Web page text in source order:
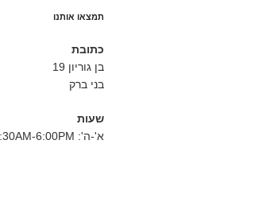
תמצאו אותנו
כתובת
בן גוריון 19
בני ברק
שעות
א'-ה': 8:30AM-6:00PM